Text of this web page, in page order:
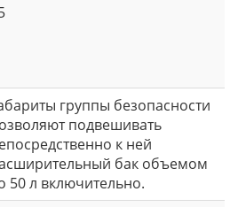
группы безопасности
подвешивать
к ней
бак объемом
50 л включительно.